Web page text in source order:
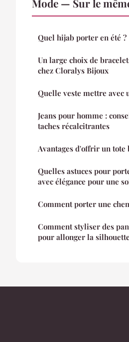
Quel hijab porter en été ?
Un large choix de
chez Cloralys Bijoux
Quelle veste mettre avec
Jeans pour homme :
taches récalcitrantes
Avantages d'offrir un tote
Quelles astuces pour
avec élégance pour une
Comment porter une
Comment styliser des
pour allonger la